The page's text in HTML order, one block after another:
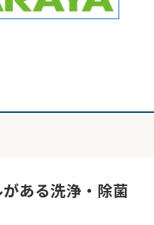
ある洗浄・除菌